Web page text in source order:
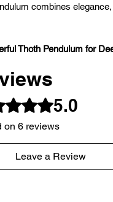
combines
Thoth Pendulum for
wood, renowned as the
unparalleled robustness
out of 5 stars.5.0
on 6 reviews
Leave a Review